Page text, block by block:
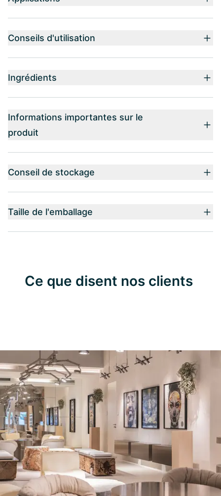
Conseils d'utilisation
Ingrédients
Informations importantes sur le
produit
Conseil de stockage
Taille de l'emballage
Ce que disent nos clients